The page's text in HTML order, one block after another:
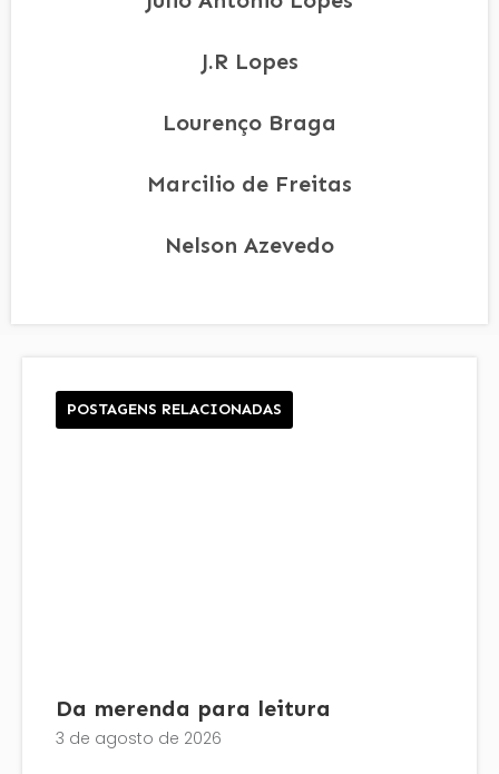
J.R Lopes
Lourenço Braga
Marcilio de Freitas
Nelson Azevedo
POSTAGENS RELACIONADAS
Da merenda para leitura
3 de agosto de 2026